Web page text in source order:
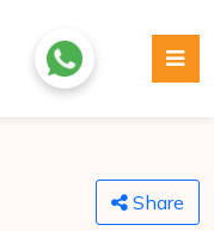
Share